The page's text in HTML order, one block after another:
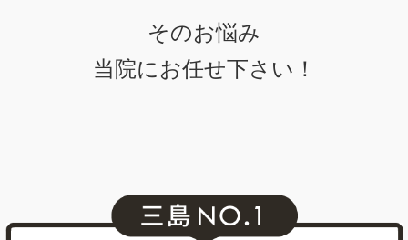
そのお悩み
当院にお任せ下さい！